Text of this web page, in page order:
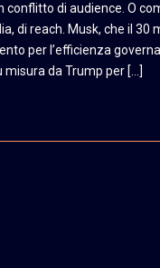
conflitto di audience. O
di reach. Musk, che il 30
per l’efficienza
misura da Trump per […]